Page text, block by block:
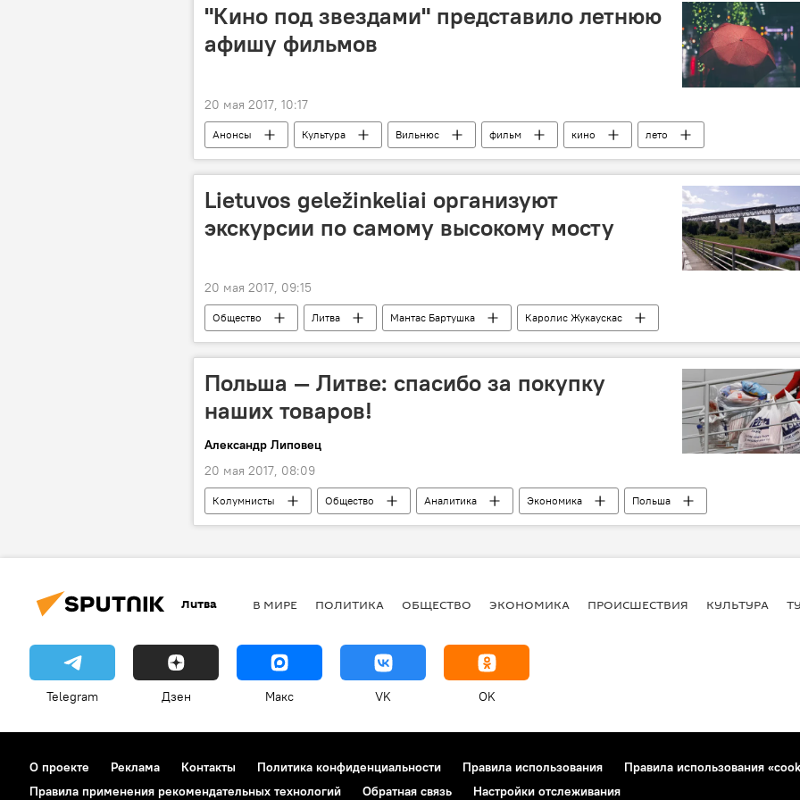
"Кино под звездами" представило летнюю
афишу фильмов
20 мая 2017, 10:17
Анонсы Культура Вильнюс фильм кино лето
Lietuvos geležinkeliai организуют
экскурсии по самому высокому мосту
20 мая 2017, 09:15
Общество Литва Мантас Бартушка
Каролис Жукаускас
Lietuvos geležinkeliai
мост Лидувену экскурсия
Польша — Литве: спасибо за покупку
наших товаров!
Александр Липовец
20 мая 2017, 08:09
Колумнисты Общество Аналитика Экономика
Польша
шопинг литовцев в Польше
Литва В МИРЕ ПОЛИТИКА ОБЩЕСТВО ЭКОНОМИКА ПРОИСШЕСТВИЯ КУЛЬТУРА
Telegram Дзен Макс VK OK
О проекте Реклама Контакты Политика конфиденциальности Правила использования
Правила использования
Правила применения рекомендательных технологий
Обратная связь Настройки отслеживания